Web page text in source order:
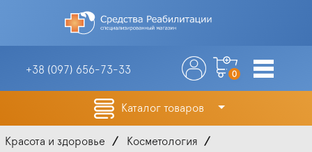
+38 (097) 656-73-33 0
Каталог товаров
Красота и здоровье
Косметология